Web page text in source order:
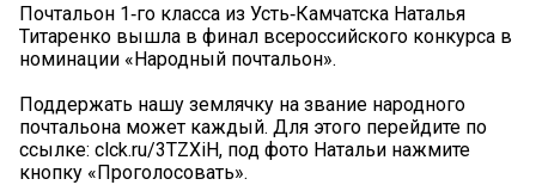
Почтальон 1‑го класса из Усть‑Камчатска Наталья
Титаренко вышла в финал всероссийского конкурса в
номинации «Народный почтальон».
Поддержать нашу землячку на звание народного
почтальона может каждый. Для этого перейдите по
ссылке: clck.ru/3TZXiH, под фото Натальи нажмите
кнопку «Проголосовать».